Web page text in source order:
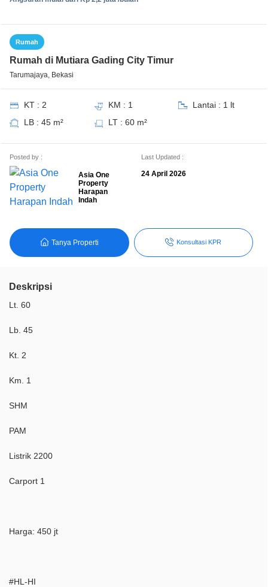
Rumah
Rumah di Mutiara Gading City Timur
Tarumajaya, Bekasi
KT : 2 KM : 1
Lantai : 1 lt
LB : 45 m²
LT : 60 m²
Posted by :
Asia One
Property
Harapan
Indah
Last Updated :
24 April 2026
Tanya Properti Konsultasi KPR
Deskripsi
Lt. 60
Lb. 45
Kt. 2
Km. 1
SHM
PAM
Listrik 2200
Carport 1
Harga: 450 jt
#HL-HI